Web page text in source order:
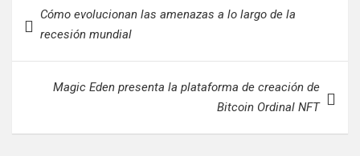
de
Cómo evolucionan las amenazas a lo largo de la
recesión mundial
Magic Eden presenta la plataforma de creación de
Bitcoin Ordinal NFT